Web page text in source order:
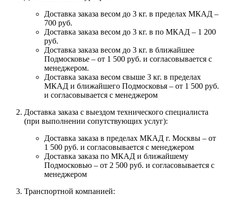
Доставка заказа весом до 3 кг. в пределах МКАД –
700 руб.
Доставка заказа весом до 3 кг. в по МКАД – 1 200
руб.
Доставка заказа весом до 3 кг. в ближайшее
Подмосковье – от 1 500 руб. и согласовывается с
менеджером.
Доставка заказа весом свыше 3 кг. в пределах
МКАД и ближайшего Подмосковья – от 1 500 руб.
и согласовывается с менеджером
Доставка заказа с выездом технического специалиста
(при выполнении сопутствующих услуг):
Доставка заказа в пределах МКАД г. Москвы – от
1 500 руб. и согласовывается с менеджером
Доставка заказа по МКАД и ближайшему
Подмосковью – от 2 500 руб. и согласовывается с
менеджером
Транспортной компанией: